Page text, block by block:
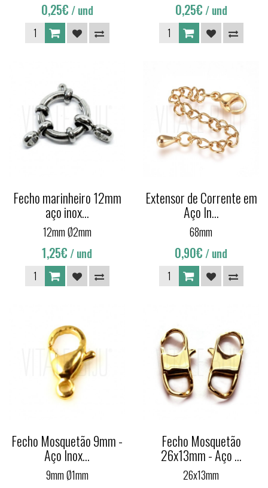
0,25€ / und 0,25€ / und
Fecho marinheiro 12mm
aço inox...
12mm Ø2mm
1,25€ / und
Extensor de Corrente em
Aço In...
68mm
0,90€ / und
Fecho Mosquetão 9mm -
Aço Inox...
9mm Ø1mm
Fecho Mosquetão
26x13mm - Aço ...
26x13mm